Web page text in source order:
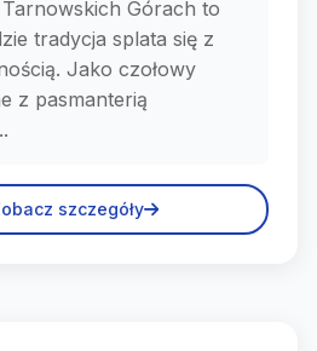
Górach to
tradycja splata się z
Jako czołowy
z pasmanterią
szczegóły